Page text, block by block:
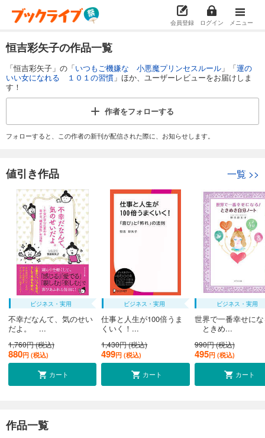
会員登録 ログイン メニュー
恒吉彩矢子の作品一覧
「恒吉彩矢子」の「いつもご機嫌な 小悪魔プリンセスルール 」「運の
いい女になれる １０１の習慣 」ほか、ユーザーレビューをお届けしま
す！
作者をフォローする
フォローすると、この作者の新刊が配信された際に、お知らせします。
値引き作品 一覧 >>
ビジネス・実用
不幸だなんて、気のせい
だよ。 ...
1,760円 (税込)
880円 (税込)
カート
ビジネス・実用
仕事と人生が100倍うま
くいく！...
1,430円 (税込)
499円 (税込)
カート
ビジネス・実用
世界で一番幸せに
ときめ...
990円 (税込)
495円 (税込)
カート
作品一覧